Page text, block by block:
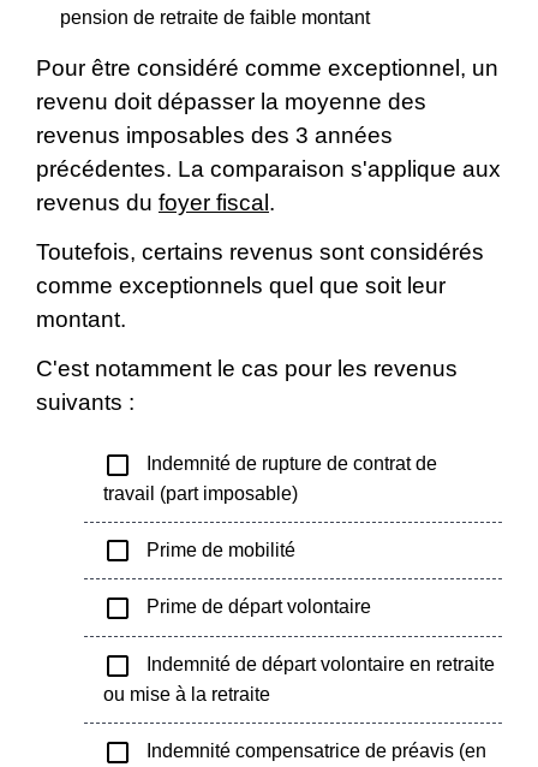
pension de retraite de faible montant
Pour être considéré comme exceptionnel, un
revenu doit dépasser la moyenne des
revenus imposables des 3 années
précédentes. La comparaison s'applique aux
revenus du foyer fiscal.
Toutefois, certains revenus sont considérés
comme exceptionnels quel que soit leur
montant.
C'est notamment le cas pour les revenus
suivants :
check_box_outline_blank
Indemnité de rupture de contrat de
travail (part imposable)
check_box_outline_blank Prime de mobilité
check_box_outline_blank Prime de départ volontaire
check_box_outline_blank
Indemnité de départ volontaire en retraite
ou mise à la retraite
check_box_outline_blank Indemnité compensatrice de préavis (en